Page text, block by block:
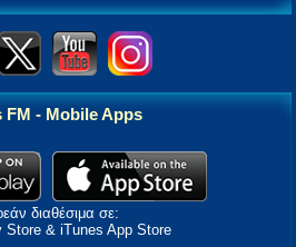
FM - Mobile Apps
διαθέσιμα σε:
Store & iTunes App Store